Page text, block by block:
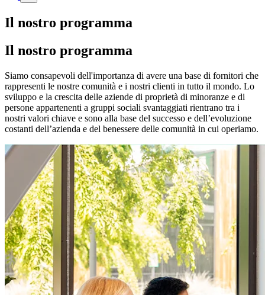
Il nostro programma
Il nostro programma
Siamo consapevoli dell'importanza di avere una base di fornitori che
rappresenti le nostre comunità e i nostri clienti in tutto il mondo. Lo
sviluppo e la crescita delle aziende di proprietà di minoranze e di
persone appartenenti a gruppi sociali svantaggiati rientrano tra i
nostri valori chiave e sono alla base del successo e dell’evoluzione
costanti dell’azienda e del benessere delle comunità in cui operiamo.